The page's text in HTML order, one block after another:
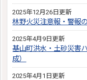
2025年12月26日更新
林野火災注意報・警報
2025年4月9日更新
基山町洪水・土砂災害
成）
2025年4月1日更新